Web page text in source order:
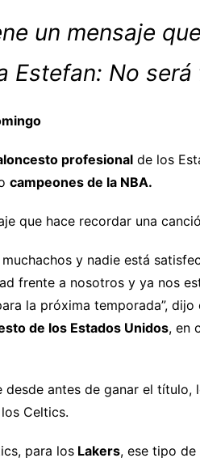
un mensaje
Estefan: No será
profesional de los
campeones de la NBA.
que hace recordar una
y nadie está
frente a nosotros y ya nos
la próxima temporada”,
de los Estados Unidos, en
desde antes de ganar el
Celtics.
para los Lakers, ese tipo